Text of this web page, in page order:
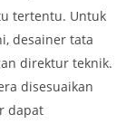
tertentu. Untuk
desainer tata
direktur teknik.
disesuaikan
dapat